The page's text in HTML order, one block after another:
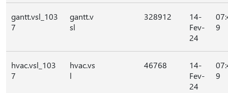
gantt.vsl_103
7
gantt.v
sl
328912
14-
Fev-
24
9
hvac.vsl_103
7
hvac.vs
l
46768
14-
Fev-
24
9